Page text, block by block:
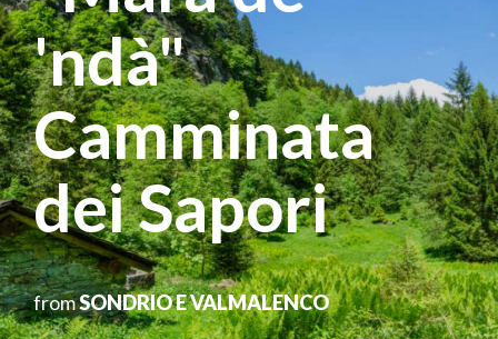
#InLOMBARDIA
'ndà"
Camminata
dei Sapori
fromSONDRIO E VALMALENCO